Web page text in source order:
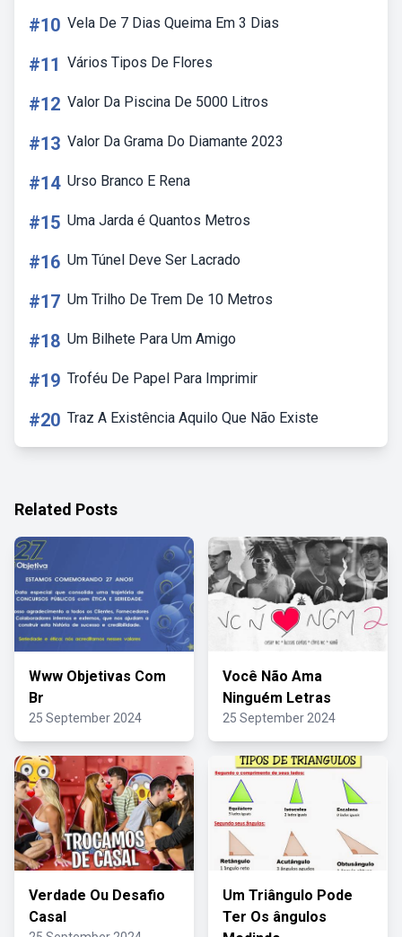
#10 Vela De 7 Dias Queima Em 3 Dias
#11 Vários Tipos De Flores
#12 Valor Da Piscina De 5000 Litros
#13 Valor Da Grama Do Diamante 2023
#14 Urso Branco E Rena
#15 Uma Jarda é Quantos Metros
#16 Um Túnel Deve Ser Lacrado
#17 Um Trilho De Trem De 10 Metros
#18 Um Bilhete Para Um Amigo
#19 Troféu De Papel Para Imprimir
#20 Traz A Existência Aquilo Que Não Existe
Related Posts
Www Objetivas Com
Br
25 September 2024
Você Não Ama
Ninguém Letras
25 September 2024
Verdade Ou Desafio
Casal
Um Triângulo Pode
Ter Os ângulos